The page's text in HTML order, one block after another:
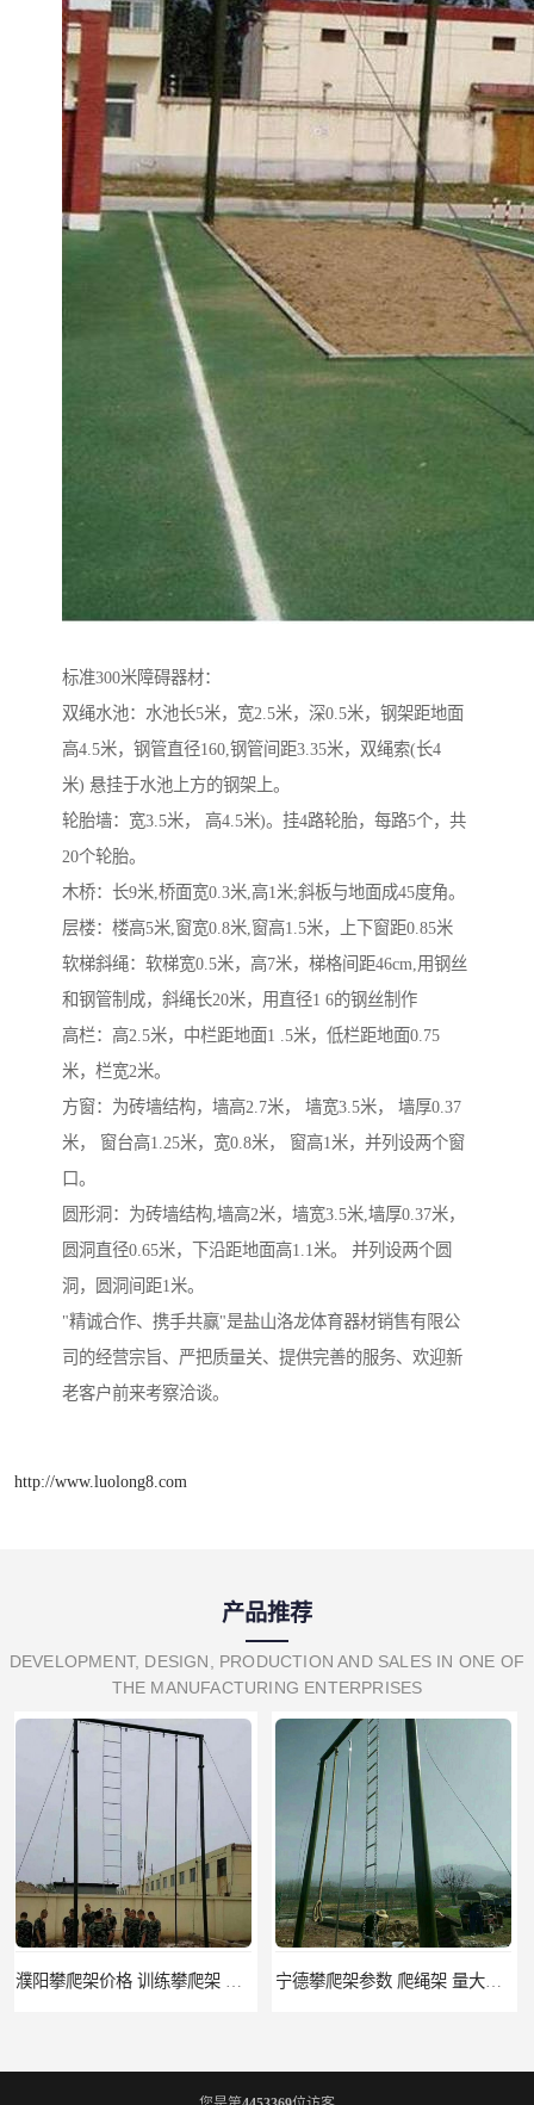
标准300米障碍器材：
双绳水池：水池长5米，宽2.5米，深0.5米，钢架距地面
高4.5米，钢管直径160,钢管间距3.35米，双绳索(长4
米) 悬挂于水池上方的钢架上。
轮胎墙：宽3.5米， 高4.5米)。挂4路轮胎，每路5个，共
20个轮胎。
木桥：长9米,桥面宽0.3米,高1米;斜板与地面成45度角。
层楼：楼高5米,窗宽0.8米,窗高1.5米，上下窗距0.85米
软梯斜绳：软梯宽0.5米，高7米，梯格间距46cm,用钢丝
和钢管制成，斜绳长20米，用直径1 6的钢丝制作
高栏：高2.5米，中栏距地面1 .5米，低栏距地面0.75
米，栏宽2米。
方窗：为砖墙结构，墙高2.7米， 墙宽3.5米， 墙厚0.37
米， 窗台高1.25米，宽0.8米， 窗高1米，并列设两个窗
口。
圆形洞：为砖墙结构,墙高2米，墙宽3.5米,墙厚0.37米，
圆洞直径0.65米，下沿距地面高1.1米。 并列设两个圆
洞，圆洞间距1米。
"精诚合作、携手共赢"是盐山洛龙体育器材销售有限公
司的经营宗旨、严把质量关、提供完善的服务、欢迎新
老客户前来考察洽谈。
http://www.luolong8.com
产品推荐
DEVELOPMENT, DESIGN, PRODUCTION AND SALES IN ONE OF
THE MANUFACTURING ENTERPRISES
宁德攀爬架参数 爬绳架 量大优惠 荆州攀爬架生产厂家 三合一攀登架 定做加工